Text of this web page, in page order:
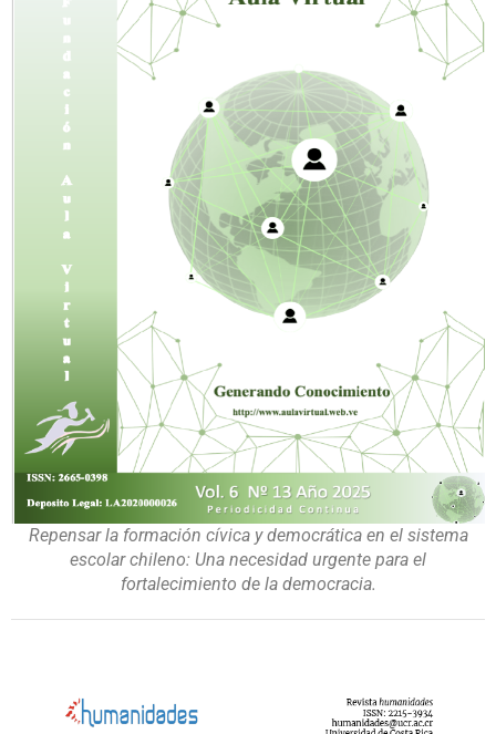
Repensar la formación cívica y democrática en el sistema
escolar chileno: Una necesidad urgente para el
fortalecimiento de la democracia.